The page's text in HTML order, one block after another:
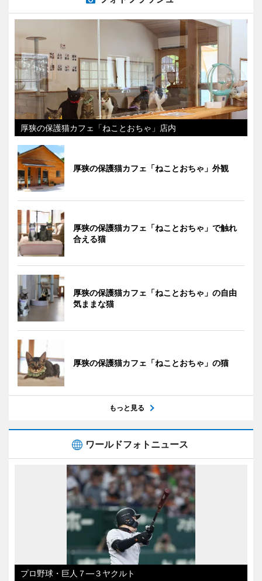
厚狭の保護猫カフェ「ねことおちゃ」店内
厚狭の保護猫カフェ「ねことおちゃ」外観
厚狭の保護猫カフェ「ねことおちゃ」で触れ
合える猫
厚狭の保護猫カフェ「ねことおちゃ」の自由
気ままな猫
厚狭の保護猫カフェ「ねことおちゃ」の猫
もっと見る
ワールドフォトニュース
プロ野球・巨人７―３ヤクルト